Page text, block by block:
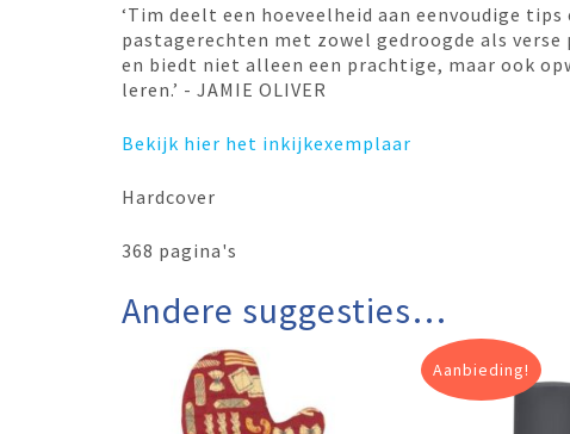
‘Tim deelt een hoeveelheid aan eenvoudige
pastagerechten met zowel gedroogde als
en biedt niet alleen een prachtige, maar ook
leren.’ - JAMIE OLIVER
Bekijk hier het inkijkexemplaar
Hardcover
368 pagina's
Andere suggesties…
Aanbieding!